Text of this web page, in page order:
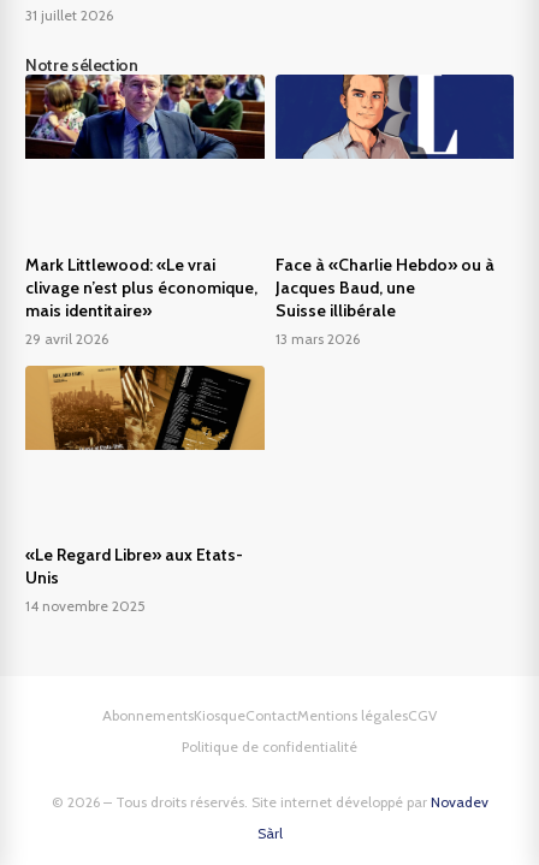
31 juillet 2026
Notre sélection
Mark Littlewood: «Le vrai
clivage n’est plus économique,
mais identitaire»
29 avril 2026
Face à «Charlie Hebdo» ou à
Jacques Baud, une
Suisse illibérale
13 mars 2026
«Le Regard Libre» aux Etats-
Unis
14 novembre 2025
© 2026 – Tous droits réservés. Site internet développé par Novadev
Sàrl
AbonnementsKiosqueContactMentions légalesCGV
Politique de confidentialité